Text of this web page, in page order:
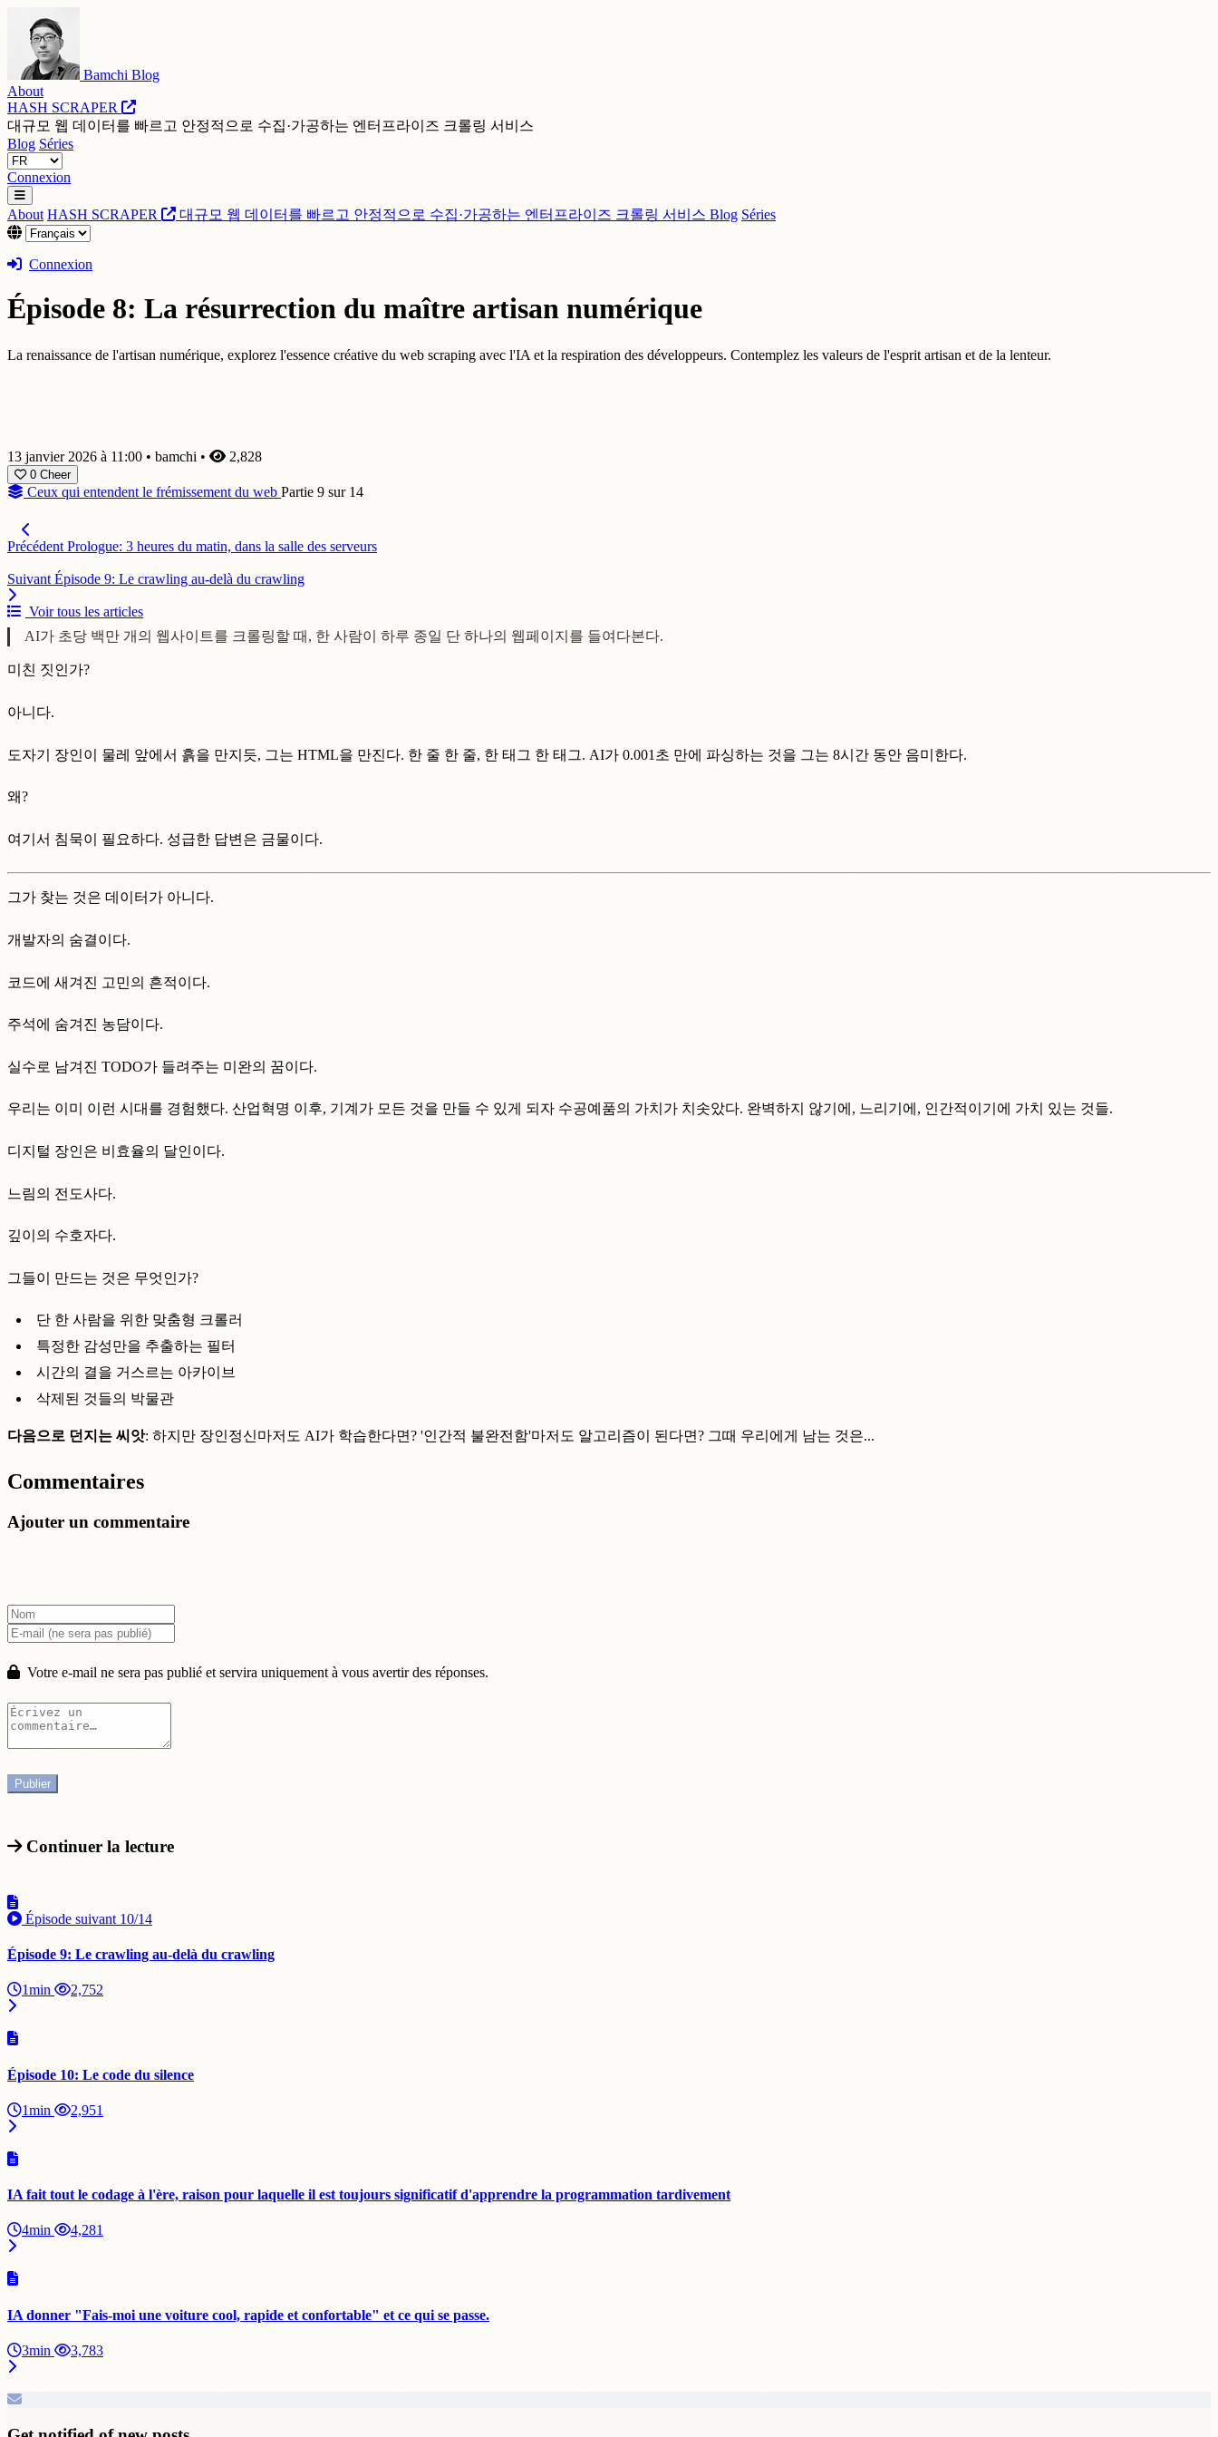
Bamchi Blog
About
HASH SCRAPER
대규모 웹 데이터를 빠르고 안정적으로 수집·가공하는 엔터프라이즈 크롤링 서비스
Blog Séries
Connexion
About HASH SCRAPER 대규모 웹 데이터를 빠르고 안정적으로 수집·가공하는 엔터프라이즈 크롤링 서비스 Blog Séries
Connexion
Épisode 8: La résurrection du maître artisan numérique
La renaissance de l'artisan numérique, explorez l'essence créative du web scraping avec l'IA et la respiration des développeurs. Contemplez les valeurs de l'esprit artisan et de la lenteur.
13 janvier 2026 à 11:00 • bamchi • 2,828
0 Cheer
Ceux qui entendent le frémissement du web Partie 9 sur 14
Précédent Prologue: 3 heures du matin, dans la salle des serveurs
Suivant Épisode 9: Le crawling au-delà du crawling
Voir tous les articles
AI가 초당 백만 개의 웹사이트를 크롤링할 때, 한 사람이 하루 종일 단 하나의 웹페이지를 들여다본다.
미친 짓인가?
아니다.
도자기 장인이 물레 앞에서 흙을 만지듯, 그는 HTML을 만진다. 한 줄 한 줄, 한 태그 한 태그. AI가 0.001초 만에 파싱하는 것을 그는 8시간 동안 음미한다.
왜?
여기서 침묵이 필요하다. 성급한 답변은 금물이다.
그가 찾는 것은 데이터가 아니다.
개발자의 숨결이다.
코드에 새겨진 고민의 흔적이다.
주석에 숨겨진 농담이다.
실수로 남겨진 TODO가 들려주는 미완의 꿈이다.
우리는 이미 이런 시대를 경험했다. 산업혁명 이후, 기계가 모든 것을 만들 수 있게 되자 수공예품의 가치가 치솟았다. 완벽하지 않기에, 느리기에, 인간적이기에 가치 있는 것들.
디지털 장인은 비효율의 달인이다.
느림의 전도사다.
깊이의 수호자다.
그들이 만드는 것은 무엇인가?
단 한 사람을 위한 맞춤형 크롤러
특정한 감성만을 추출하는 필터
시간의 결을 거스르는 아카이브
삭제된 것들의 박물관
다음으로 던지는 씨앗: 하지만 장인정신마저도 AI가 학습한다면? '인간적 불완전함'마저도 알고리즘이 된다면? 그때 우리에게 남는 것은...​​​​​​​​​​​​​​​​
Commentaires
Ajouter un commentaire
Votre e-mail ne sera pas publié et servira uniquement à vous avertir des réponses.
Continuer la lecture
Épisode suivant 10/14
Épisode 9: Le crawling au-delà du crawling
1min 2,752
Épisode 10: Le code du silence
1min 2,951
IA fait tout le codage à l'ère, raison pour laquelle il est toujours significatif d'apprendre la programmation tardivement
4min 4,281
IA donner "Fais-moi une voiture cool, rapide et confortable" et ce qui se passe.
3min 3,783